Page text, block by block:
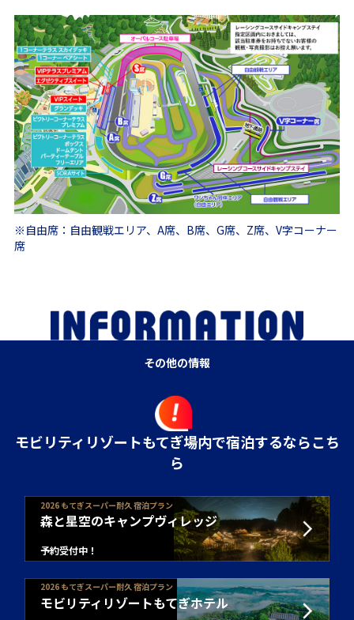
※自由席：自由観戦エリア、A席、B席、G席、Z席、V字コーナー
席
その他の情報
モビリティリゾートもてぎ場内で宿泊するならこち
ら
2026 もてぎスーパー耐久 宿泊プラン
森と星空のキャンプヴィレッジ
予約受付中！
2026 もてぎスーパー耐久 宿泊プラン
モビリティリゾートもてぎホテル